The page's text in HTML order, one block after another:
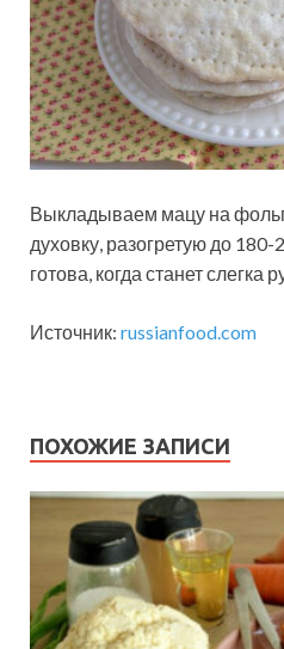
Выкладываем мацу на
духовку, разогретую до
готова, когда станет слегка
Источник: russianfood.com
ПОХОЖИЕ ЗАПИСИ